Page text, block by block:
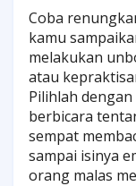
Coba
kamu
melakukan
atau
Pilihlah
berbicara
sempat
sampai isinya
orang malas